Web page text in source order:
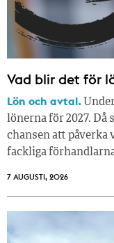
Vad blir det för
Lön och avtal.
lönerna för 2027. Då
chansen att påverka
fackliga
7 AUGUSTI, 2026